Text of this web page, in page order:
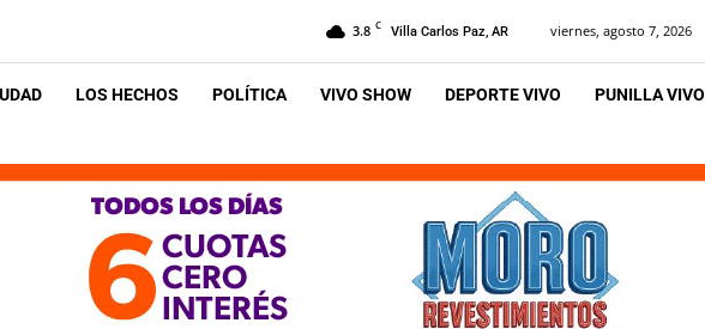
3.8 C Villa Carlos Paz, AR viernes, agosto 7, 2026
LOS HECHOS POLÍTICA VIVO SHOW DEPORTE VIVO PUNILLA VIVO